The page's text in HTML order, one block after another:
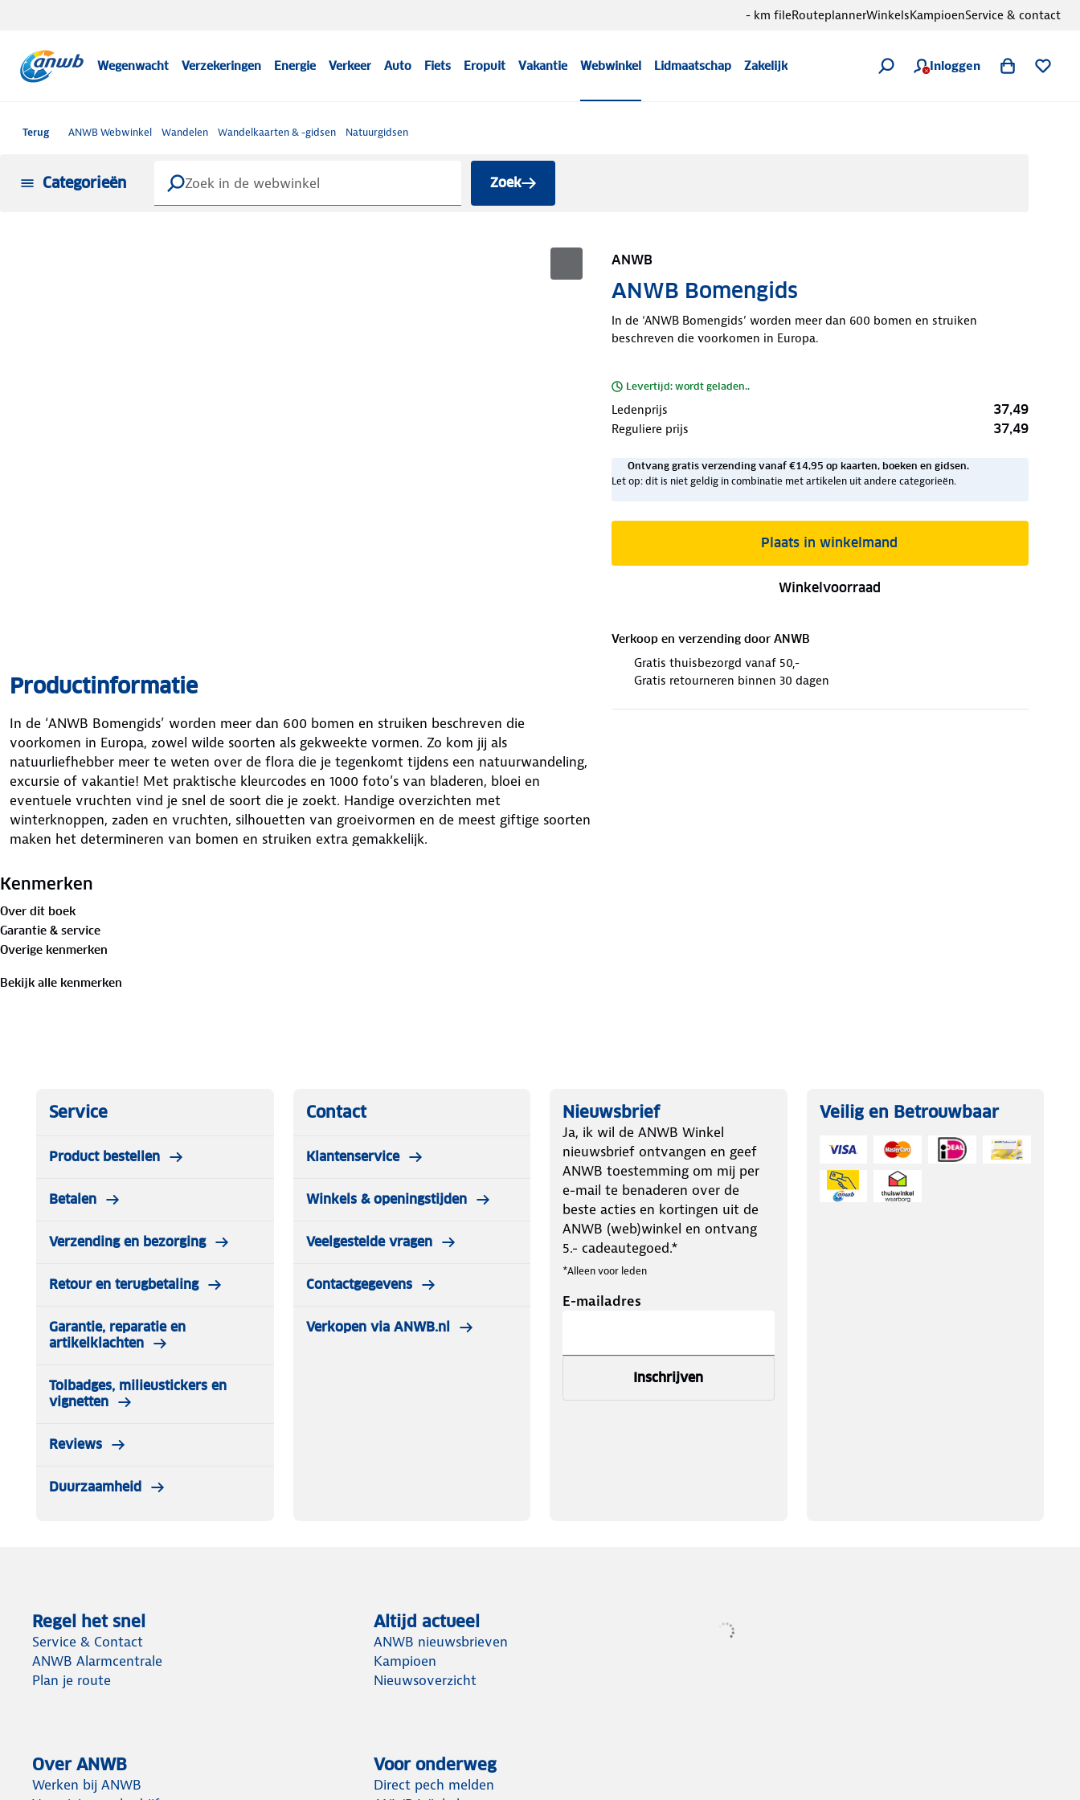
Wegenwacht Verzekeringen Energie Verkeer Auto Fiets Eropuit Vakantie Webwinkel Lidmaatschap Zakelijk Inloggen
- km fileRouteplannerWinkelsKampioenService & contact
Terug ANWB Webwinkel Wandelen Wandelkaarten & -gidsen Natuurgidsen
Categorieën Zoek
ANWB
ANWB Bomengids
In de ‘ANWB Bomengids’ worden meer dan 600 bomen en struiken
beschreven die voorkomen in Europa.
Levertijd: wordt geladen..
Ledenprijs 37,49
Reguliere prijs 37,49
Ontvang gratis verzending vanaf €14,95 op kaarten, boeken en gidsen.
Let op: dit is niet geldig in combinatie met artikelen uit andere categorieën.
Plaats in winkelmand
Winkelvoorraad
Verkoop en verzending door ANWB
Gratis thuisbezorgd vanaf 50,-
Gratis retourneren binnen 30 dagen
Productinformatie
In de ‘ANWB Bomengids’ worden meer dan 600 bomen en struiken beschreven die
voorkomen in Europa, zowel wilde soorten als gekweekte vormen. Zo kom jij als
natuurliefhebber meer te weten over de flora die je tegenkomt tijdens een natuurwandeling,
excursie of vakantie! Met praktische kleurcodes en 1000 foto’s van bladeren, bloei en
eventuele vruchten vind je snel de soort die je zoekt. Handige overzichten met
winterknoppen, zaden en vruchten, silhouetten van groeivormen en de meest giftige soorten
maken het determineren van bomen en struiken extra gemakkelijk.
Kenmerken
Over dit boek
Garantie & service
Overige kenmerken
Bekijk alle kenmerken
Service
Product bestellen
Betalen
Verzending en bezorging
Retour en terugbetaling
Garantie, reparatie en
artikelklachten
Tolbadges, milieustickers en
vignetten
Reviews
Duurzaamheid
Contact
Klantenservice
Winkels & openingstijden
Veelgestelde vragen
Contactgegevens
Verkopen via ANWB.nl
Nieuwsbrief
Ja, ik wil de ANWB Winkel
nieuwsbrief ontvangen en geef
ANWB toestemming om mij per
e-mail te benaderen over de
beste acties en kortingen uit de
ANWB (web)winkel en ontvang
5.- cadeautegoed.*
*Alleen voor leden
E-mailadres
Inschrijven
Veilig en Betrouwbaar
Regel het snel
Service & Contact
ANWB Alarmcentrale
Plan je route
Altijd actueel
ANWB nieuwsbrieven
Kampioen
Nieuwsoverzicht
Over ANWB
Werken bij ANWB
Voor onderweg
Direct pech melden